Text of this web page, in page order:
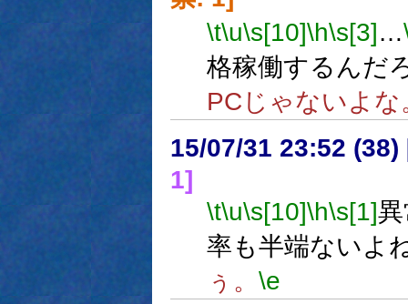
\t\u\s[10]\h\s[3] …
格稼働するんだ
PCじゃないよな
15/07/31 23:52 (38)
1]
\t\u\s[10]\h\s[1]
率も半端ないよ
ぅ。 \e